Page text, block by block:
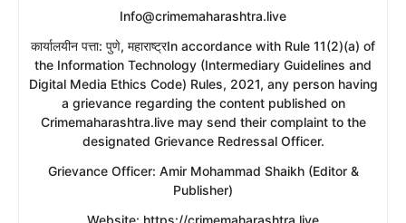
Info@crimemaharashtra.live
​कार्यालयीन पत्ता: पुणे, महाराष्ट्रIn accordance with Rule 11(2)(a) of
the Information Technology (Intermediary Guidelines and
Digital Media Ethics Code) Rules, 2021, any person having
a grievance regarding the content published on
Crimemaharashtra.live may send their complaint to the
designated Grievance Redressal Officer.
​Grievance Officer: Amir Mohammad Shaikh (Editor &
Publisher)
​Website: https://crimemaharashtra.live